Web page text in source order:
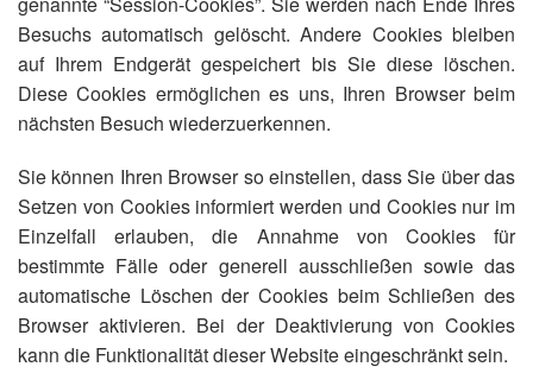
Besuchs automatisch gelöscht. Andere Cookies bleiben
auf Ihrem Endgerät gespeichert bis Sie diese löschen.
Diese Cookies ermöglichen es uns, Ihren Browser beim
nächsten Besuch wiederzuerkennen.
Sie können Ihren Browser so einstellen, dass Sie über das
Setzen von Cookies informiert werden und Cookies nur im
Einzelfall erlauben, die Annahme von Cookies für
bestimmte Fälle oder generell ausschließen sowie das
automatische Löschen der Cookies beim Schließen des
Browser aktivieren. Bei der Deaktivierung von Cookies
kann die Funktionalität dieser Website eingeschränkt sein.